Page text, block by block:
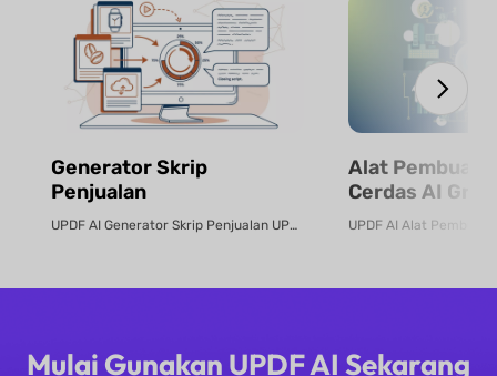
Generator Skrip
Penjualan
UPDF AI Generator Skrip Penjualan UPDF AI mengubah PDF produk atau deskrip...
Alat Pembuat
Cerdas AI
Mulai Gunakan UPDF AI Sekarang